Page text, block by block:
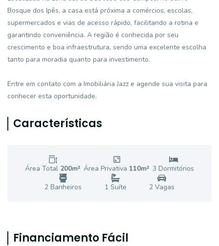
Bosque dos Ipês, a casa está próxima a comércios, escolas,
supermercados e vias de acesso rápido, facilitando a rotina e
garantindo conveniência. A região é conhecida por seu
crescimento e boa infraestrutura, sendo uma excelente escolha
tanto para moradia quanto para investimento.
Entre em contato com a Imobiliária Jazz e agende sua visita para
conhecer esta oportunidade.
Características
Área Total 200m² Área Privativa 110m² 3 Dormitórios
2 Banheiros 1 Suíte 2Vagas
Financiamento Fácil